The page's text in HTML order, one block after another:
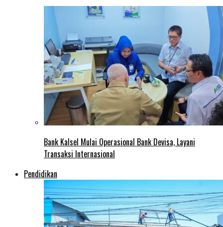
Bank Kalsel Mulai Operasional Bank Devisa, Layani
Transaksi Internasional
Pendidikan